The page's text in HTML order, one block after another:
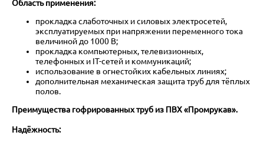
Область применения:
прокладка слаботочных и силовых электросетей,
эксплуатируемых при напряжении переменного тока
величиной до 1000 В;
прокладка компьютерных, телевизионных,
телефонных и IT-сетей и коммуникаций;
использование в огнестойких кабельных линиях;
дополнительная механическая защита труб для тёплых
полов.
Преимущества гофрированных труб из ПВХ «Промрукав».
Надёжность: